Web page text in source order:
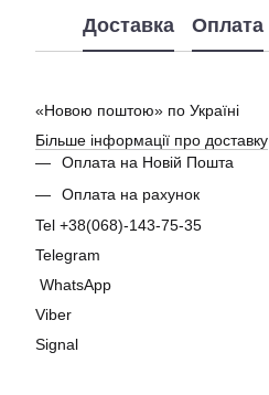
Доставка Оплата
«Новою поштою» по Україні
Більше інформації про доставку
Оплата на Новій Пошта
Оплата на рахунок
Tel +38(068)-143-75-35
Telegram
WhatsApp
Viber
Signal